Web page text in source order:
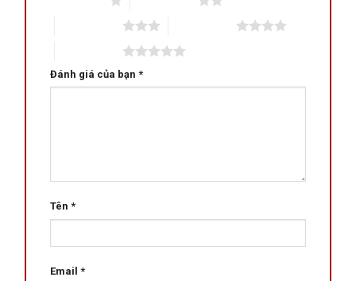
Đánh giá của bạn *
Tên *
Email *